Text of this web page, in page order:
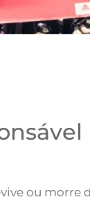
ou morre